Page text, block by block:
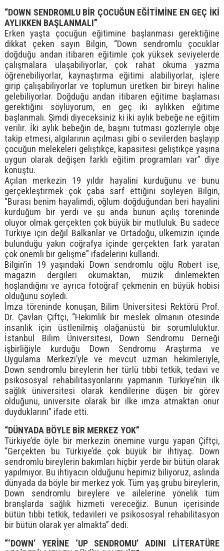
“DOWN SENDROMLU BİR ÇOCUĞUN EĞİTİMİNE EN GEÇ İKİ
AYLIKKEN BAŞLANMALI”
Erken yaşta çocuğun eğitimine başlanması gerektiğine
dikkat çeken sayın Bilgin, “Down sendromlu çocuklar
doğduğu andan itibaren eğitimle çok yüksek seviyelerde
çalışmalara ulaşabiliyorlar, çok rahat okuma yazma
öğrenebiliyorlar, kaynaştırma eğitimi alabiliyorlar, işlere
girip çalışabiliyorlar ve toplumun üretken bir bireyi haline
gelebiliyorlar. Doğduğu andan itibaren eğitime başlaması
gerektiğini söylüyorum, en geç iki aylıkken eğitime
başlanmalı. Şimdi diyeceksiniz ki iki aylık bebeğe ne eğitim
verilir. İki aylık bebeğin de, başını tutması gözleriyle obje
takip etmesi, algılarının açılması gibi o sevilerden başlayıp
çocuğun melekeleri geliştikçe, kapasitesi geliştikçe yaşına
uygun olarak değişen farklı eğitim programları var” diye
konuştu.
Açılan merkezin 19 yıldır hayalini kurduğunu ve bunu
gerçekleştirmek çok çaba sarf ettiğini söyleyen Bilgin,
“Burası benim hayalimdi, oğlum doğduğundan beri hayalini
kurduğum bir yerdi ve şu anda bunun açılış töreninde
oluyor olmak gerçekten çok büyük bir mutluluk. Bu sadece
Türkiye için değil Balkanlar ve Ortadoğu, ülkemizin içinde
bulunduğu yakın coğrafya içinde gerçekten fark yaratan
çok önemli bir gelişme” ifadelerini kullandı.
Bilgin’in 19 yaşındaki Down sendromlu oğlu Robert ise,
magazin dergileri okumaktan, müzik dinlemekten
hoşlandığını ve ayrıca fotoğraf çekmenin en büyük hobisi
olduğunu söyledi.
İmza töreninde konuşan, Bilim Üniversitesi Rektörü Prof.
Dr. Çavlan Çiftçi, “Hekimlik bir meslek olmanın ötesinde
insanlık için üstlenilmiş olağanüstü bir sorumluluktur.
İstanbul Bilim Üniversitesi, Down Sendromu Derneği
işbirliğiyle kurduğu Down Sendromu Araştırma ve
Uygulama Merkezi’yle ve mevcut uzman hekimleriyle,
Down sendromlu bireylerin her türlü tıbbi tetkik, tedavi ve
psikososyal rehabilitasyonlarını yapmanın Türkiye’nin ilk
sağlık üniversitesi olarak kendilerine düşen bir görev
olduğunu, üniversite olarak bir ilke imza atmaktan onur
duyduklarını” ifade etti.
“DÜNYADA BÖYLE BİR MERKEZ YOK”
Türkiye’de öyle bir merkezin önemine vurgu yapan Çiftçi,
“Gerçekten bu Türkiye’de çok büyük bir ihtiyaç. Down
sendromlu bireylerin bakımları hiçbir yerde bir bütün olarak
yapılmıyor. Bu ihtiyacın olduğunu hepimiz biliyoruz, aslında
dünyada da böyle bir merkez yok. Tüm yaş grubu bireylerin,
Down sendromlu bireylere ve ailelerine yönelik tüm
branşlarda sağlık hizmeti vereceğiz. Bunun içerisinde
bütün tıbbi tetkik, tedavileri ve psikososyal rehabilitasyon
bir bütün olarak yer almakta” dedi.
“‘DOWN’ YERİNE ‘UP SENDROMU’ ADINI LİTERATÜRE